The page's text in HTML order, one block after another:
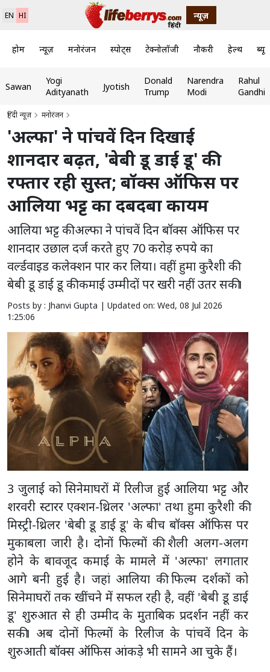
EN HI न्यूज़
होम न्यूज़ मनोरंजन स्पोर्ट्स टेक्नोलॉजी नौकरी हेल्थ
Sawan
Yogi
Adityanath
Jyotish
Donald
Trump
Narendra
Modi
Rahul
Gandhi
हिंदी न्यूज़ मनोरंजन
'अल्फा' ने पांचवें दिन दिखाई
शानदार बढ़त, 'बेबी डू डाई डू' की
रफ्तार रही सुस्त; बॉक्स ऑफिस पर
आलिया भट्ट का दबदबा कायम
आलिया भट्ट की अल्फा ने पांचवें दिन बॉक्स ऑफिस पर
शानदार उछाल दर्ज करते हुए 70 करोड़ रुपये का
वर्ल्डवाइड कलेक्शन पार कर लिया। वहीं हुमा कुरैशी की
बेबी डू डाई डू की कमाई उम्मीदों पर खरी नहीं उतर सकी।
Posts by : Jhanvi Gupta | Updated on: Wed, 08 Jul 2026
1:25:06
3 जुलाई को सिनेमाघरों में रिलीज हुई आलिया भट्ट और
शरवरी स्टारर एक्शन-थ्रिलर 'अल्फा' तथा हुमा कुरैशी की
मिस्ट्री-थ्रिलर 'बेबी डू डाई डू' के बीच बॉक्स ऑफिस पर
मुकाबला जारी है। दोनों फिल्मों की शैली अलग-अलग
होने के बावजूद कमाई के मामले में 'अल्फा' लगातार
आगे बनी हुई है। जहां आलिया की फिल्म दर्शकों को
सिनेमाघरों तक खींचने में सफल रही है, वहीं 'बेबी डू डाई
डू' शुरुआत से ही उम्मीद के मुताबिक प्रदर्शन नहीं कर
सकी। अब दोनों फिल्मों के रिलीज के पांचवें दिन के
शुरुआती बॉक्स ऑफिस आंकड़े भी सामने आ चुके हैं।